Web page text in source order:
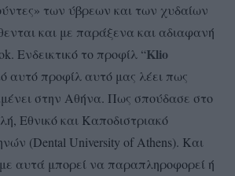
των ύβρεων και των χυδαίων
και με παράξενα και αδιαφανή
Ενδεικτικό το προφίλ “Klio
αυτό προφίλ αυτό μας λέει πως
στην Αθήνα. Πως σπούδασε στο
Εθνικό και Καποδιστριακό
(Dental University of Athens). Και
αυτά μπορεί να παραπληροφορεί ή